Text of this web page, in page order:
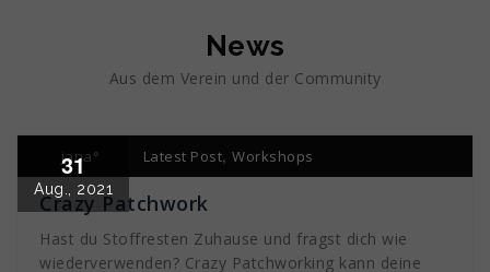
News
Aus dem Verein und der Community
31
Aug., 2021
jana° Latest Post, Workshops
Crazy Patchwork
Hast du Stoffresten Zuhause und fragst dich wie
wiederverwenden? Crazy Patchworking kann deine